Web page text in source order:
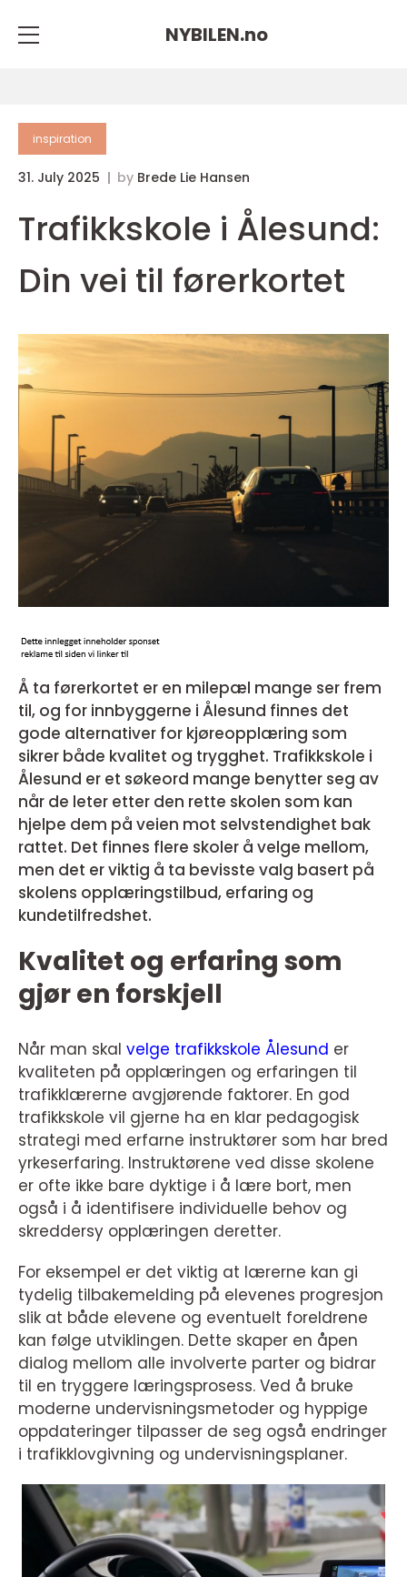
NYBILEN.no
inspiration
31. July 2025 by Brede Lie Hansen
Trafikkskole i Ålesund:
Din vei til førerkortet
Å ta førerkortet er en milepæl mange ser frem
til, og for innbyggerne i Ålesund finnes det
gode alternativer for kjøreopplæring som
sikrer både kvalitet og trygghet. Trafikkskole i
Ålesund er et søkeord mange benytter seg av
når de leter etter den rette skolen som kan
hjelpe dem på veien mot selvstendighet bak
rattet. Det finnes flere skoler å velge mellom,
men det er viktig å ta bevisste valg basert på
skolens opplæringstilbud, erfaring og
kundetilfredshet.
Kvalitet og erfaring som
gjør en forskjell
Når man skal velge trafikkskole Ålesund er
kvaliteten på opplæringen og erfaringen til
trafikklærerne avgjørende faktorer. En god
trafikkskole vil gjerne ha en klar pedagogisk
strategi med erfarne instruktører som har bred
yrkeserfaring. Instruktørene ved disse skolene
er ofte ikke bare dyktige i å lære bort, men
også i å identifisere individuelle behov og
skreddersy opplæringen deretter.
For eksempel er det viktig at lærerne kan gi
tydelig tilbakemelding på elevenes progresjon
slik at både elevene og eventuelt foreldrene
kan følge utviklingen. Dette skaper en åpen
dialog mellom alle involverte parter og bidrar
til en tryggere læringsprosess. Ved å bruke
moderne undervisningsmetoder og hyppige
oppdateringer tilpasser de seg også endringer
i trafikklovgivning og undervisningsplaner.